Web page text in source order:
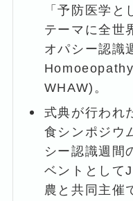
「予防医学
テーマに全世
オパシー認識
WHAW)。
式典が行われ
食シンポジウ
シー認識週間
ベントとして
農と共同主催